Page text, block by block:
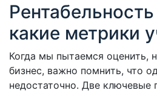
какие метрики
Когда мы пытаемся оценить,
бизнес, важно помнить, что
недостаточно. Две ключевые